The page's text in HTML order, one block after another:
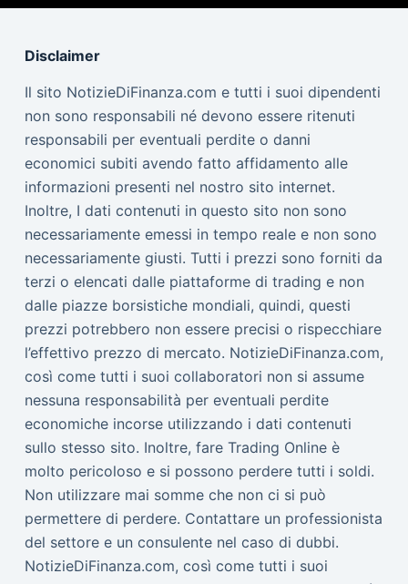
Disclaimer
Il sito NotizieDiFinanza.com e tutti i suoi dipendenti
non sono responsabili né devono essere ritenuti
responsabili per eventuali perdite o danni
economici subiti avendo fatto affidamento alle
informazioni presenti nel nostro sito internet.
Inoltre, I dati contenuti in questo sito non sono
necessariamente emessi in tempo reale e non sono
necessariamente giusti. Tutti i prezzi sono forniti da
terzi o elencati dalle piattaforme di trading e non
dalle piazze borsistiche mondiali, quindi, questi
prezzi potrebbero non essere precisi o rispecchiare
l’effettivo prezzo di mercato. NotizieDiFinanza.com,
così come tutti i suoi collaboratori non si assume
nessuna responsabilità per eventuali perdite
economiche incorse utilizzando i dati contenuti
sullo stesso sito. Inoltre, fare Trading Online è
molto pericoloso e si possono perdere tutti i soldi.
Non utilizzare mai somme che non ci si può
permettere di perdere. Contattare un professionista
del settore e un consulente nel caso di dubbi.
NotizieDiFinanza.com, così come tutti i suoi